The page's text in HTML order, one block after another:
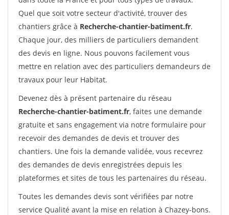
Quel que soit votre secteur d'activité, trouver des
chantiers grâce à Recherche-chantier-batiment.fr.
Chaque jour, des milliers de particuliers demandent
des devis en ligne. Nous pouvons facilement vous
mettre en relation avec des particuliers demandeurs de
travaux pour leur Habitat.
Devenez dès à présent partenaire du réseau
Recherche-chantier-batiment.fr, faites une demande
gratuite et sans engagement via notre formulaire pour
recevoir des demandes de devis et trouver des
chantiers. Une fois la demande validée, vous recevrez
des demandes de devis enregistrées depuis les
plateformes et sites de tous les partenaires du réseau.
Toutes les demandes devis sont vérifiées par notre
service Qualité avant la mise en relation à Chazey-bons.